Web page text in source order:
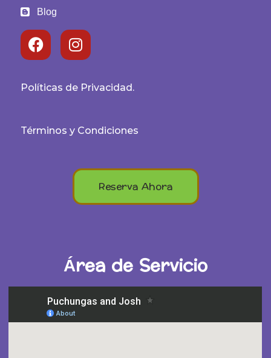
Blog
Políticas de Privacidad.
Términos y Condiciones
Reserva Ahora
Área de Servicio